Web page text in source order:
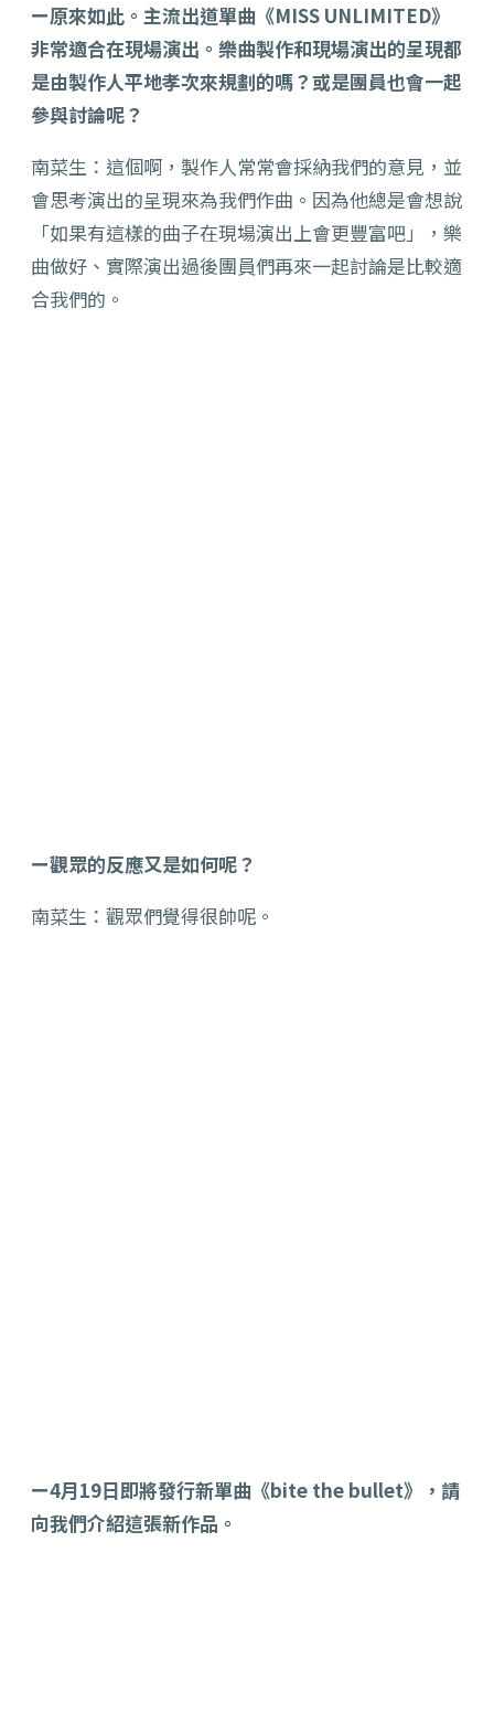
ー原來如此。主流出道單曲《MISS UNLIMITED》
非常適合在現場演出。樂曲製作和現場演出的呈現都
是由製作人平地孝次來規劃的嗎？或是團員也會一起
參與討論呢？
南菜生：這個啊，製作人常常會採納我們的意見，並
會思考演出的呈現來為我們作曲。因為他總是會想說
「如果有這樣的曲子在現場演出上會更豐富吧」，樂
曲做好、實際演出過後團員們再來一起討論是比較適
合我們的。
ー觀眾的反應又是如何呢？
南菜生：觀眾們覺得很帥呢。
ー4月19日即將發行新單曲《bite the bullet》，請
向我們介紹這張新作品。